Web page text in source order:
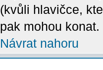
(kvůli hlavičce,
pak mohou konat.
Návrat nahoru